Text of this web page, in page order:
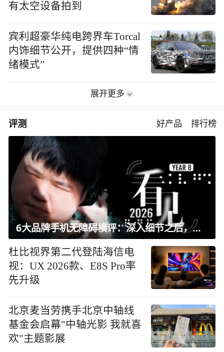
有太空设备拍到
宾利超豪华纯电跨界车Torcal
内饰细节公开，提供四种“情
绪模式”
展开更多
评测 好产品 排行榜
6大品牌手机无障碍横评：深入细节之后，似乎只有苹果能挺住？｜ 看见2026
杜比视界第二代登陆海信电
视：UX 2026款、E8S Pro率
先升级
北京麦当劳携手北京中轴线
基金会启幕"中轴光影 我就喜
欢"主题影展